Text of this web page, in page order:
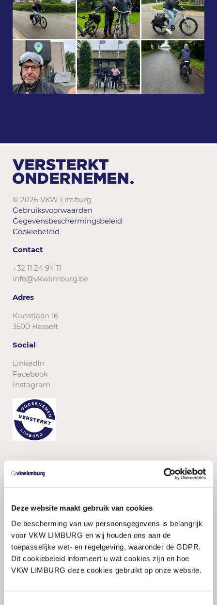
Deze website maakt gebruik van cookies
De bescherming van uw persoonsgegevens is belangrijk
voor VKW LIMBURG en wij houden ons aan de
toepasselijke wet- en regelgeving, waaronder de GDPR.
Dit cookiebeleid informeert u wat cookies zijn en hoe
VKW LIMBURG deze cookies gebruikt op onze website.
© 2026 VKW Limburg
Gebruiksvoorwaarden
Gegevensbeschermingsbeleid
Cookiebeleid
Contact
+32 11 24 94 11
info@vkwlimburg.be
Adres
Kunstlaan 16
3500 Hasselt
Social
LinkedIn
Facebook
Instagram
Onze structurele partners